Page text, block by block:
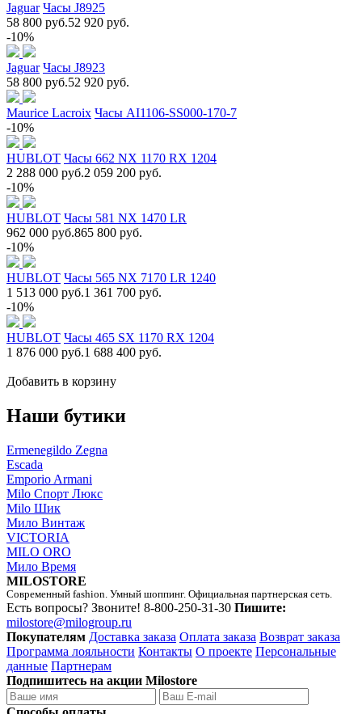
Jaguar Часы J8925
58 800 руб.52 920 руб.
-10%
Jaguar Часы J8923
58 800 руб.52 920 руб.
Maurice Lacroix Часы AI1106-SS000-170-7
-10%
HUBLOT Часы 662 NX 1170 RX 1204
2 288 000 руб.2 059 200 руб.
-10%
HUBLOT Часы 581 NX 1470 LR
962 000 руб.865 800 руб.
-10%
HUBLOT Часы 565 NX 7170 LR 1240
1 513 000 руб.1 361 700 руб.
-10%
HUBLOT Часы 465 SX 1170 RX 1204
1 876 000 руб.1 688 400 руб.
Добавить в корзину
Наши бутики
Ermenegildo Zegna
Escada
Emporio Armani
Milo Спорт Люкс
Milo Шик
Мило Винтаж
VICTORIA
MILO ORO
Мило Время
MILOSTORE
Современный fashion. Умный шоппинг. Официальная партнерская сеть.
Есть вопросы? Звоните! 8-800-250-31-30 Пишите:
milostore@milogroup.ru
Покупателям Доставка заказа Оплата заказа Возврат заказа
Программа лояльности Контакты О проекте Персональные
данные Партнерам
Подпишитесь на акции Milostore